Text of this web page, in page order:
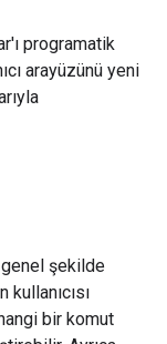
programatik
arayüzünü yeni
şekilde
bir komut